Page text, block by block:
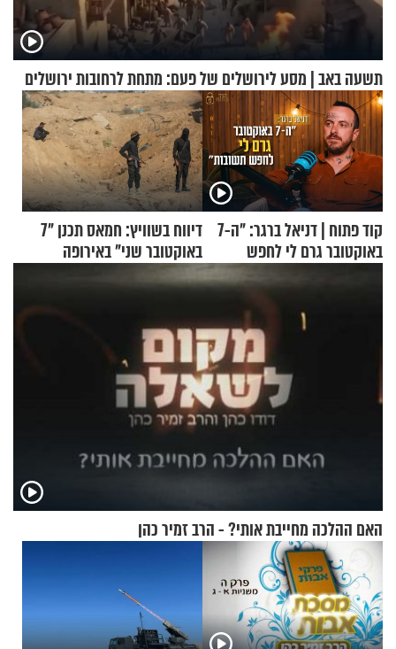
תשעה באב | מסע לירושלים של פעם: מתחת לרחובות ירושלים
קוד פתוח | דניאל ברגר: "ה-7
באוקטובר גרם לי לחפש
דיווח בשוויץ: חמאס תכנן "7
באוקטובר שני" באירופה
האם ההלכה מחייבת אותי? - הרב זמיר כהן